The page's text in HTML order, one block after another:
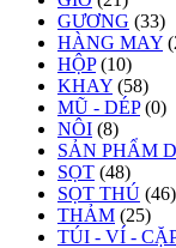
GƯƠNG (33)
HÀNG MAY
HỘP (10)
KHAY (58)
MŨ - DÉP (0)
NÔI (8)
SẢN PHẨM
SỌT (48)
SỌT THÚ (46)
THẢM (25)
TÚI - VÍ -